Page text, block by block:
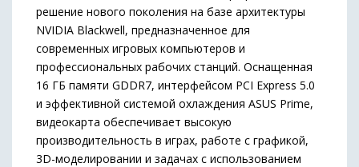
решение нового поколения на базе архитектуры
NVIDIA Blackwell, предназначенное для
современных игровых компьютеров и
профессиональных рабочих станций. Оснащенная
16 ГБ памяти GDDR7, интерфейсом PCI Express 5.0
и эффективной системой охлаждения ASUS Prime,
видеокарта обеспечивает высокую
производительность в играх, работе с графикой,
3D-моделировании и задачах с использованием